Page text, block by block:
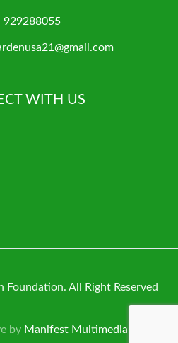
929288055
WITH US
All Right Reserved
by Manifest Multimedia